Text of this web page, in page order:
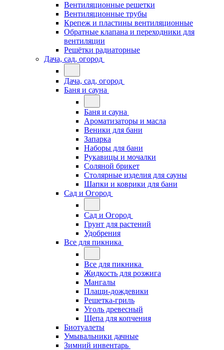
Вентиляционные решетки
Вентиляционные трубы
Крепеж и пластины вентиляционные
Обратные клапана и переходники для
вентиляции
Решётки радиаторные
Дача, сад, огород
Дача, сад, огород
Баня и сауна
Баня и сауна
Ароматизаторы и масла
Веники для бани
Запарка
Наборы для бани
Рукавицы и мочалки
Соляной брикет
Столярные изделия для сауны
Шапки и коврики для бани
Сад и Огород
Сад и Огород
Грунт для растений
Удобрения
Все для пикника
Все для пикника
Жидкость для розжига
Мангалы
Плащи-дождевики
Решетка-гриль
Уголь древесный
Щепа для копчения
Биотуалеты
Умывальники дачные
Зимний инвентарь